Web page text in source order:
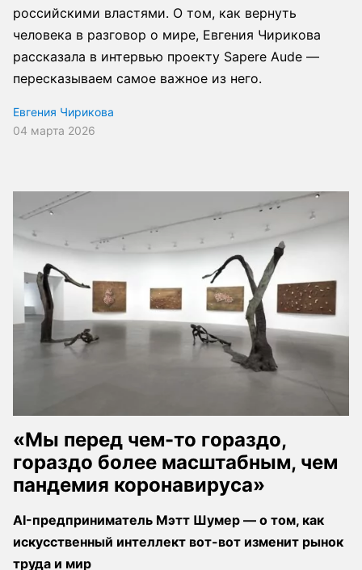
Евгения Чирикова
04 марта 2026
российскими властями. О том, как вернуть
человека в разговор о мире, Евгения Чирикова
рассказала в интервью проекту Sapere Aude —
пересказываем самое важное из него.
«Мы перед чем-то гораздо,
гораздо более масштабным, чем
пандемия коронавируса»
AI-предприниматель Мэтт Шумер — о том, как
искусственный интеллект вот-вот изменит рынок
труда и мир